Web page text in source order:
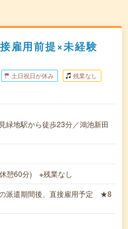
雇用前提×未経験
土日祝日が休み 残業なし
緑地駅から徒歩23分／鴻池新田
憩60分) ※残業なし
の派遣期間後、直接雇用予定 ★8